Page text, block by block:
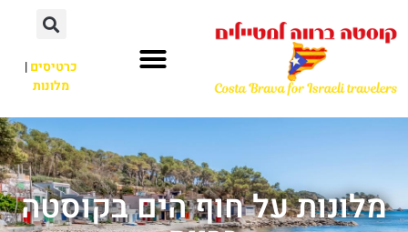
כרטיסים|
מלונות
מלונות על חוף הים בקוסטה